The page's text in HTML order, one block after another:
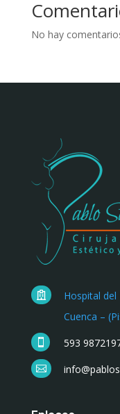
No hay

Hospital del
Cuenca –
 593
